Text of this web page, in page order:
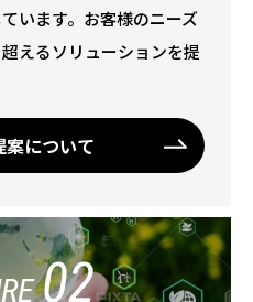
います。お客様のニーズ
えるソリューションを提
について
02